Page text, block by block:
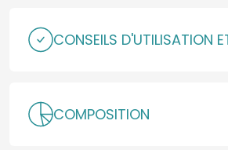
CONSEILS D'UTILISATION
COMPOSITION